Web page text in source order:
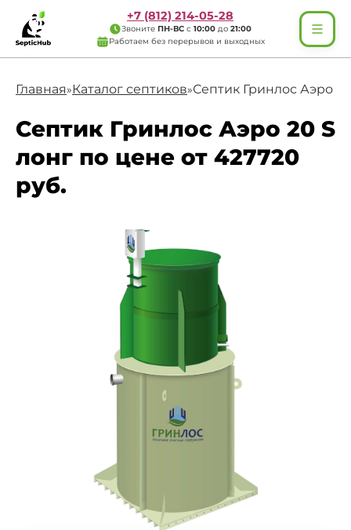
+7 (812) 214-05-28
Звоните ПН-ВС с 10:00 до 21:00
Работаем без перерывов и выходных
Главная»Каталог септиков»Септик Гринлос Аэро
Септик Гринлос Аэро 20 S
лонг по цене от 427720
руб.